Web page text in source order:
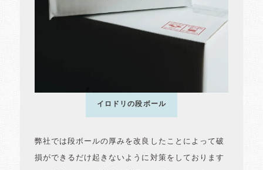
イロドリの段ボール
弊社では段ボールの厚みを改良したことによって破
損ができるだけ起きないように対策をしております